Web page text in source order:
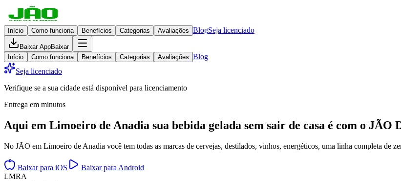
Início Como funciona Benefícios Categorias Avaliações BlogSeja licenciado
Baixar AppBaixar
Início
Como funciona Benefícios Categorias Avaliações Blog
Seja licenciado
Verifique se a sua cidade está disponível para licenciamento
Entrega em minutos
Aqui em Limoeiro de Anadia sua bebida gelada sem sair de casa é com o JÃO
No JÃO em Limoeiro de Anadia você tem todas as marcas de cervejas, destilados, vinhos, energéticos, uma linha completa de
Baixar para iOS
Baixar para Android
LMRA